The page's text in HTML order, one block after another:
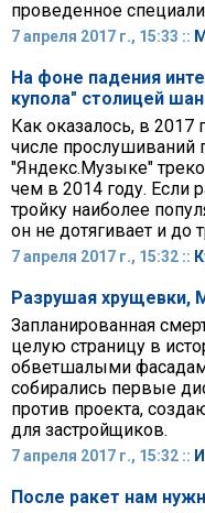
проведенное
7 апреля 2017 г., 15:33 ::
На фоне падения
купола" столицей
Как оказалось, в
числе прослушиваний
"Яндекс.Музыке"
чем в 2014 году. Если
тройку наиболее
он не дотягивает и до
7 апреля 2017 г., 15:32 ::
Разрушая хрущевки,
Запланированная
целую страницу в
обветшалыми
собирались первые
против проекта,
для застройщиков.
7 апреля 2017 г., 15:32 ::
После ракет нам